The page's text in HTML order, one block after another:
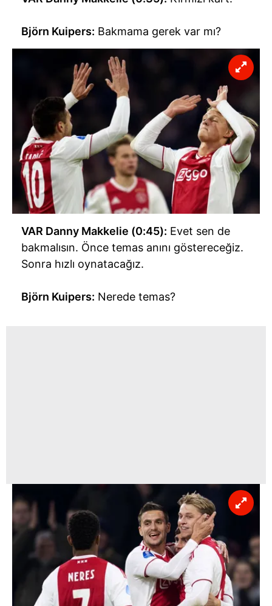
Björn Kuipers: Bakmama gerek var mı?
VAR Danny Makkelie (0:45): Evet sen de
bakmalısın. Önce temas anını göstereceğiz.
Sonra hızlı oynatacağız.
Björn Kuipers: Nerede temas?